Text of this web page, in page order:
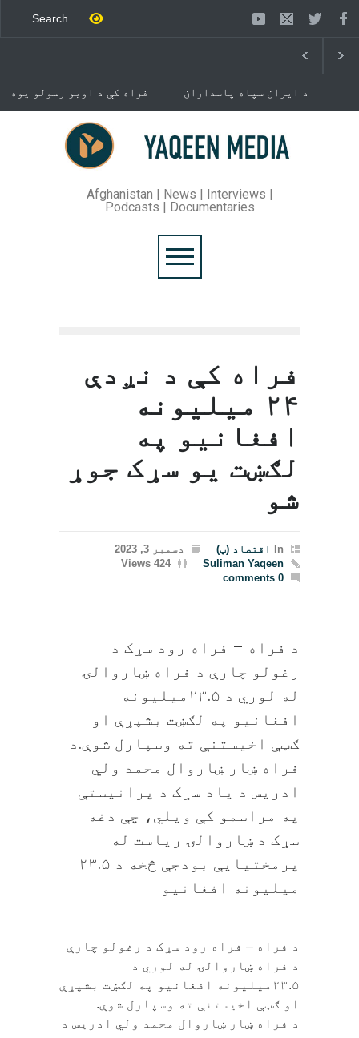
فراه کې د اوبو رسولو یوه
د ایران سپاه پاسداران
د تندلارې فلسطينۍ ډلې د
هنيه په
تهران کې وژل شوی دی.
خوست کې د غلام خان لار
بیرته خلاصه شوه
Afghanistan | News | Interviews |
Podcasts | Documentaries
فراه کې د نږدې
۲۴ میلیونه
افغانیو په
لګښت یو سړک جوړ
شو
In اقتصاد (پ)
دسمبر 3, 2023
Suliman Yaqeen
424 Views
0 comments
د فراه – فراه رود سړک د
رغولو چارې د فراه ښاروالۍ
له لوري د ۲۳.۵ميليونه
افغانیو په لګښت بشپړې او
ګټې اخيستنې ته وسپارل شوې.د
فراه ښار ښاروال محمد ولي
ادريس د ياد سړک د پرانيستې
په مراسمو کې ویلي، چې دغه
سړک د ښاروالۍ رياست له
پرمختيايې بودجې څخه د ۲۳.۵
ميليونه افغانيو
د فراه – فراه رود سړک د رغولو چارې
د فراه ښاروالۍ له لوري د
۲۳.۵ميليونه افغانیو په لګښت بشپړې
او ګټې اخيستنې ته وسپارل شوې.
د فراه ښار ښاروال محمد ولي ادريس د